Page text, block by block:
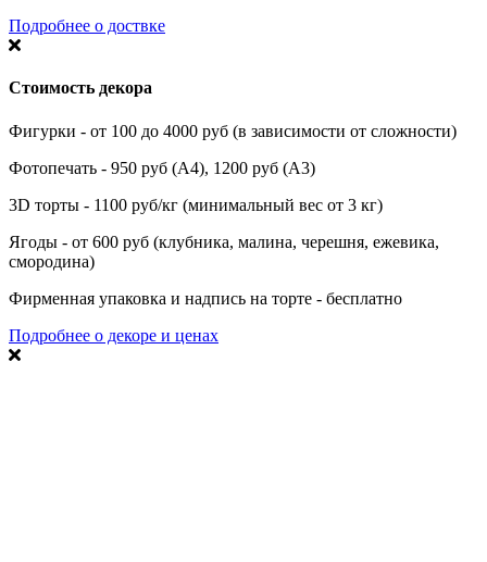
Подробнее о доствке
Стоимость декора
Фигурки - от 100 до 4000 руб (в зависимости от сложности)
Фотопечать - 950 руб (А4), 1200 руб (А3)
3D торты - 1100 руб/кг (минимальный вес от 3 кг)
Ягоды - от 600 руб (клубника, малина, черешня, ежевика,
смородина)
Фирменная упаковка и надпись на торте - бесплатно
Подробнее о декоре и ценах